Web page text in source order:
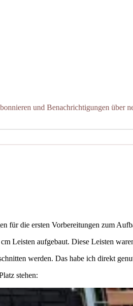
und Benachrichtigungen über
für die ersten Vorbereitungen zum
Leisten aufgebaut. Diese Leisten
werden. Das habe ich direkt
stehen: